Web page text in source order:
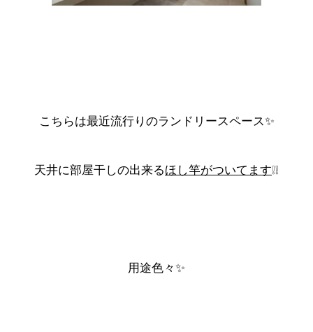
こちらは最近流行りのランドリースペース✨
天井に部屋干しの出来るほし竿がついてます❕❕
用途色々✨